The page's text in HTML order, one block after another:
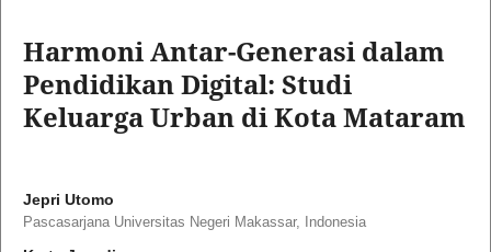
Harmoni Antar-Generasi dalam
Pendidikan Digital: Studi
Keluarga Urban di Kota Mataram
Jepri Utomo
Pascasarjana Universitas Negeri Makassar, Indonesia